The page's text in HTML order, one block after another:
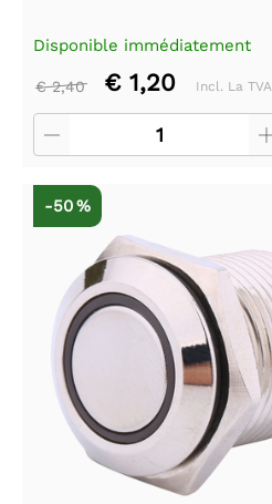
Disponible immédiatement
€ 2,40 € 1,20 Incl. La TVA
-50 %